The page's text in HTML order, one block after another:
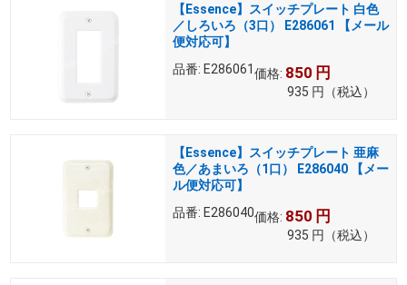
【Essence】スイッチプレート 白色
／しろいろ（3口） E286061 【メール
便対応可】
品番: E286061価格: 850 円
935 円 （税込）
【Essence】スイッチプレート 亜麻
色／あまいろ（1口） E286040 【メー
ル便対応可】
品番: E286040価格: 850 円
935 円 （税込）